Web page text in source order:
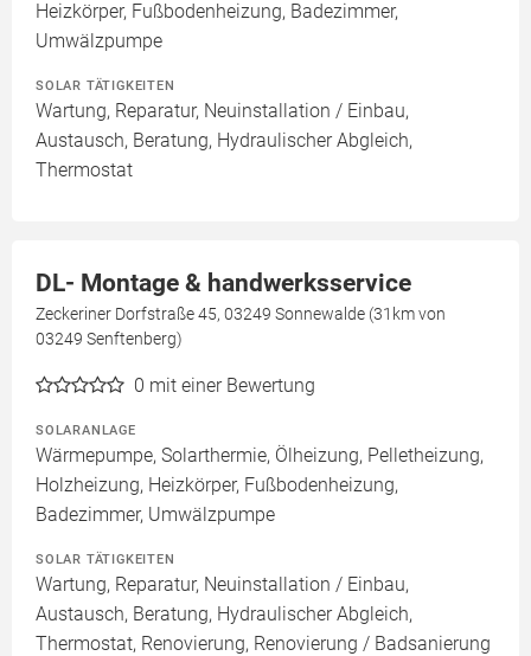
Heizkörper, Fußbodenheizung, Badezimmer,
Umwälzpumpe
SOLAR TÄTIGKEITEN
Wartung, Reparatur, Neuinstallation / Einbau,
Austausch, Beratung, Hydraulischer Abgleich,
Thermostat
DL- Montage & handwerksservice
Zeckeriner Dorfstraße 45, 03249 Sonnewalde (31km von
03249 Senftenberg)
0 mit einer Bewertung
SOLARANLAGE
Wärmepumpe, Solarthermie, Ölheizung, Pelletheizung,
Holzheizung, Heizkörper, Fußbodenheizung,
Badezimmer, Umwälzpumpe
SOLAR TÄTIGKEITEN
Wartung, Reparatur, Neuinstallation / Einbau,
Austausch, Beratung, Hydraulischer Abgleich,
Thermostat, Renovierung, Renovierung / Badsanierung